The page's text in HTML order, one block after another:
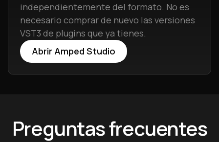
independientemente del formato. No es
necesario comprar de nuevo las versiones
VST3 de plugins que ya tienes.
Abrir Amped Studio
Preguntas frecuentes